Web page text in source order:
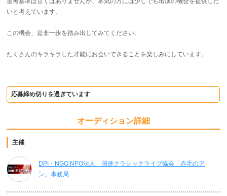
いと考えています。
この機会、是非一歩を踏み出してみてください。
たくさんのキラキラした才能にお会いできることを楽しみにしています。
応募締め切りを過ぎています
オーディション詳細
主催
DPI・NGO NPO法人 国連クラシックライブ協会「赤毛のア
ン」事務局